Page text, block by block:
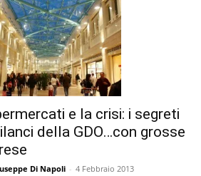
e la crisi: i segreti
della GDO…con grosse
Di Napoli - 4 Febbraio 2013